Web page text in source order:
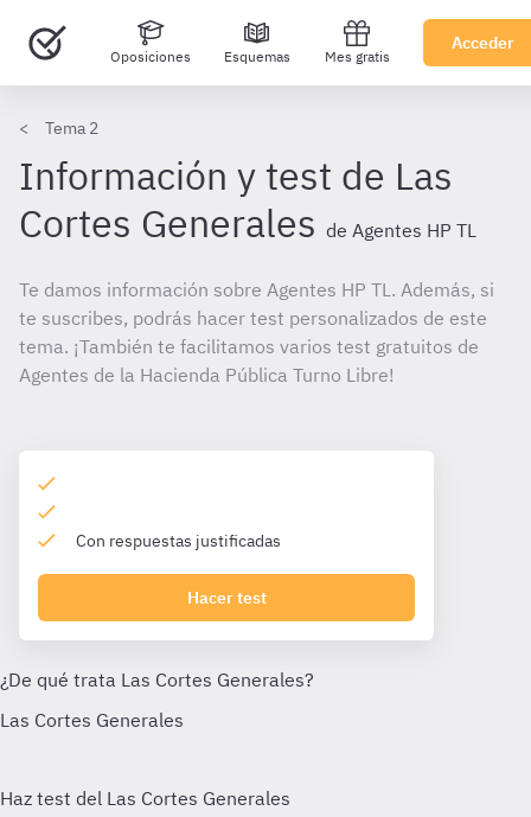
Oposiciones Esquemas Mes gratis
Acceder
Tema 2
Información y test de Las
Cortes Generales de Agentes HP TL
Te damos información sobre Agentes HP TL. Además, si
te suscribes, podrás hacer test personalizados de este
tema. ¡También te facilitamos varios test gratuitos de
Agentes de la Hacienda Pública Turno Libre!
Con respuestas justificadas
Hacer test